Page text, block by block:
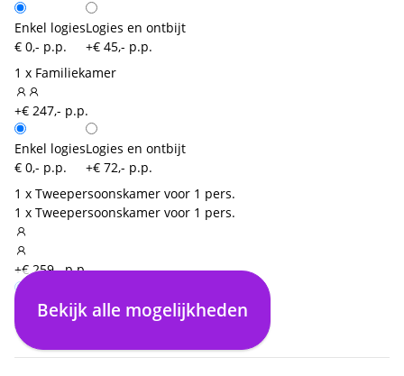
Enkel logies
€ 0,- p.p.
Logies en ontbijt
+€ 45,- p.p.
1 x Familiekamer
+€ 247,- p.p.
Enkel logies
€ 0,- p.p.
Logies en ontbijt
+€ 72,- p.p.
1 x Tweepersoonskamer voor 1 pers.
1 x Tweepersoonskamer voor 1 pers.
+€ 259,- p.p.
Enkel logies
€ 0,- p.p.
Logies en ontbijt
Bekijk alle mogelijkheden